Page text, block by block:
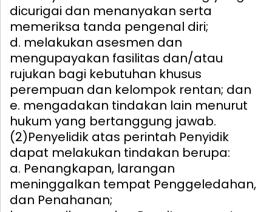
dicurigai dan menanyakan serta
memeriksa tanda pengenal diri;
d. melakukan asesmen dan
mengupayakan fasilitas dan/atau
rujukan bagi kebutuhan khusus
perempuan dan kelompok rentan; dan
e. mengadakan tindakan lain menurut
hukum yang bertanggung jawab.
(2)Penyelidik atas perintah Penyidik
dapat melakukan tindakan berupa:
a. Penangkapan, larangan
meninggalkan tempat Penggeledahan,
dan Penahanan;